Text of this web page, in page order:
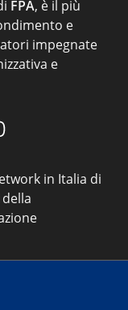
FPA, è il più
e
impegnate
e
in Italia di